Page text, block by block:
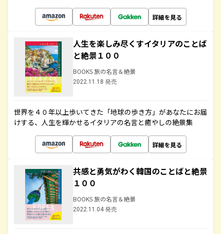
詳細を見る
人生を楽しみ尽くすイタリアのことば
と絶景１００
BOOKS 旅の名言＆絶景
2022.11.18 発売
世界を４０年以上歩いてきた「地球の歩き方」があなたにお届
けする、人生を輝かせるイタリアの名言と癒やしの絶景集
詳細を見る
共感と勇気がわく韓国のことばと絶景
１００
BOOKS 旅の名言＆絶景
2022.11.04 発売